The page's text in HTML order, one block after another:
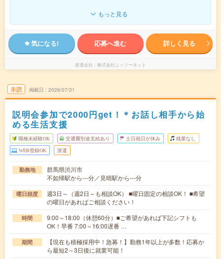
もっと見る
気になる! 応募へ進む 詳しく見る
派遣会社 株式会社ニッソーネット
未読 掲載日 2026/07/31
説明会参加で2000円get！＊お話し相手から始
める生活支援
職種未経験OK 交通費別途支給あり 土日祝日が休み 残業なし
WEB登録OK 派遣
勤務地
群馬県渋川市
不如帰駅から---分／見晴駅から---分
曜日頻度
週3日～（週2日～も相談OK） ■曜日固定の相談OK！ ■希望
の曜日があればご相談ください！
時間
9:00～18:00（休憩60分）■ご希望があれば下記シフトも
OK！早番 7:00～16:00遅番 …
期間
【現在も積極採用中！急募！】勤務1年以上が多数！応募か
ら最短2～3日後に就業可能！